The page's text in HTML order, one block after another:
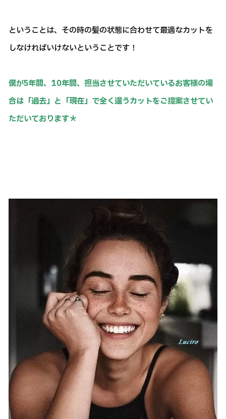
ということは、その時の髪の状態に合わせて最適なカットを
しなければいけないということです！
僕が5年間、10年間、担当させていただいているお客様の場
合は「過去」と「現在」で全く違うカットをご提案させてい
ただいております＊